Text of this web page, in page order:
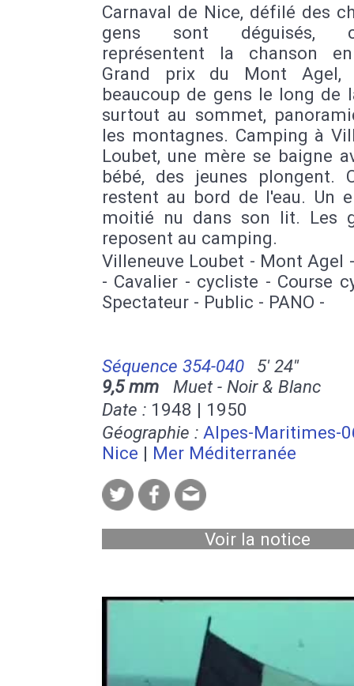
Carnaval de Nice, défilé des
gens sont déguisés,
représentent la chanson
Grand prix du Mont
beaucoup de gens le long de
surtout au sommet,
les montagnes. Camping à
Loubet, une mère se baigne
bébé, des jeunes plongent.
restent au bord de l'eau. Un
moitié nu dans son lit. Les
reposent au camping.
Villeneuve Loubet - Mont Agel
- Cavalier - cycliste - Course
Spectateur - Public - PANO -
Séquence 354-040
5' 24''
9,5 mm Muet - Noir & Blanc
Date : 1948 | 1950
Géographie : Alpes-Maritimes-
Nice | Mer Méditerranée
Voir la notice